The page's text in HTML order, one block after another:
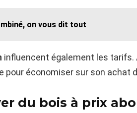
on vous dit tout
influencent également les tarifs.
pour économiser sur son achat
du bois à prix